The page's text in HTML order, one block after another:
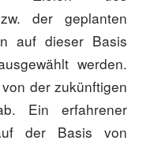
der geplanten
auf dieser Basis
werden.
der zukünftigen
Ein erfahrener
der Basis von